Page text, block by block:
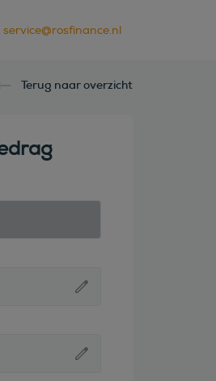
service@rosfinance.nl
Terug naar overzicht